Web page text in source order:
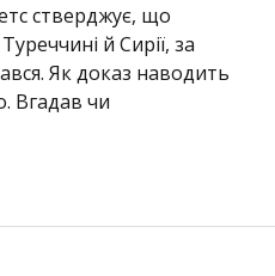
стверджує, що
й Сирії, за
Як доказ наводить
Вгадав чи